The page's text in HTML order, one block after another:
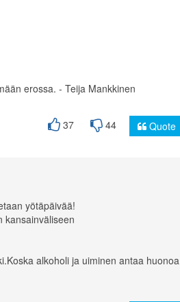
erossa. - Teija Mankkinen
37 44 Quote
yötäpäivää!
kansainväliseen
alkoholi ja uiminen antaa huonoa